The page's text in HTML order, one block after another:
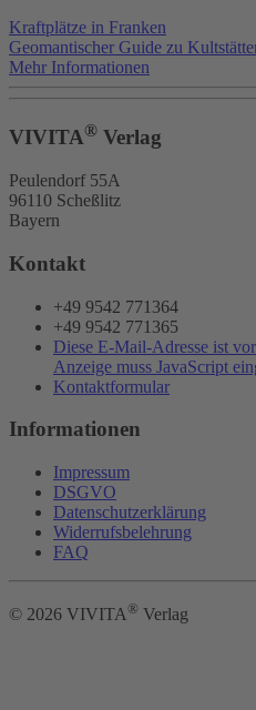
Kraftplätze in Franken
Geomantischer Guide zu
Mehr Informationen
VIVITA® Verlag
Peulendorf 55A
96110 Scheßlitz
Bayern
Kontakt
+49 9542 771364
+49 9542 771365
Diese E-Mail-Adresse ist
Anzeige muss JavaScript
Kontaktformular
Informationen
Impressum
DSGVO
Datenschutzerklärung
Widerrufsbelehrung
FAQ
© 2026 VIVITA® Verlag